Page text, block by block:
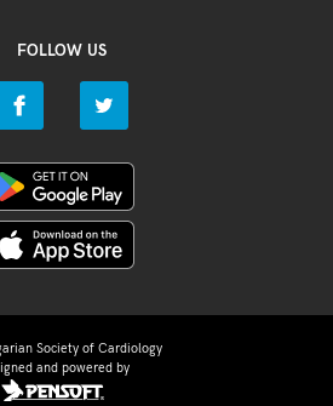
FOLLOW US
Society of Cardiology
and powered by